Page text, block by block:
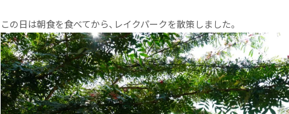
この日は朝食を食べてから、レイクパークを散策しました。